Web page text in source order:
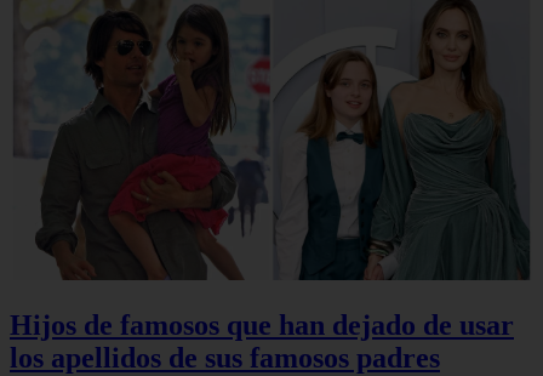
Hijos de famosos que han dejado de usar
los apellidos de sus famosos padres